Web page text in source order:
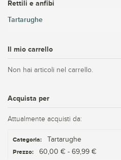
Rettili e anfibi
Tartarughe
Il mio carrello
Non hai articoli nel carrello.
Acquista per
Attualmente acquisti da:
Categoria: Tartarughe
Prezzo: 60,00 € - 69,99 €